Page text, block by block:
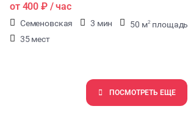
от 400 ₽/ час
Семеновская 3 мин 50 м2 площадь
35 мест
ПОCМОТРЕТЬ ЕЩЕ